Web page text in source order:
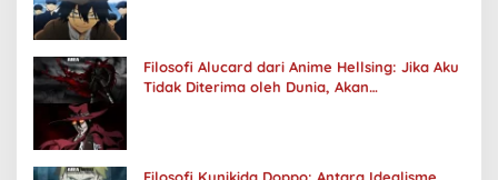
Filosofi Alucard dari Anime Hellsing: Jika Aku
Tidak Diterima oleh Dunia, Akan